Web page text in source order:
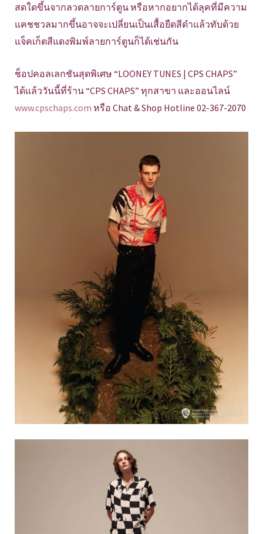
สดใดขึ้นจากลวดลายการ์ตูน หรือหากอยากได้ลุคที่มีความ
แคชชวลมากขึ้นอาจจะเปลี่ยนเป็นเสื้อยืดสีดำแล้วทับด้วย
แจ็คเก็ตสีแดงพิมพ์ลายการ์ตูนก็ได้เช่นกัน
ช็อปคอลเลกชันสุดพิเศษ “LOONEY TUNES | CPS CHAPS”
ได้แล้ววันนี้ที่ร้าน “CPS CHAPS” ทุกสาขา และออนไลน์
www.cpschaps.com หรือ Chat & Shop Hotline 02-367-2070